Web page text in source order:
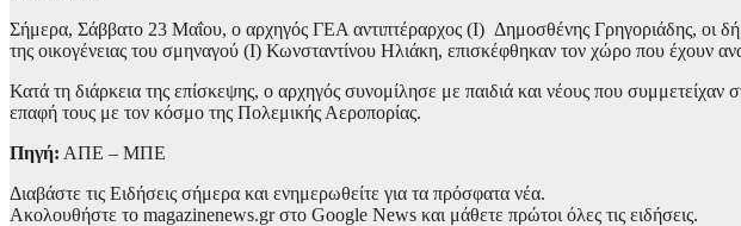
Σήμερα, Σάββατο 23 Μαΐου, ο αρχηγός ΓΕΑ αντιπτέραρχος (Ι) Δημοσθένης Γρηγοριάδης, οι
της οικογένειας του σμηναγού (Ι) Κωνσταντίνου Ηλιάκη, επισκέφθηκαν τον χώρο που έχουν
Κατά τη διάρκεια της επίσκεψης, ο αρχηγός συνομίλησε με παιδιά και νέους που
επαφή τους με τον κόσμο της Πολεμικής Αεροπορίας.
Πηγή: ΑΠΕ – ΜΠΕ
Διαβάστε τις Ειδήσεις σήμερα και ενημερωθείτε για τα πρόσφατα νέα.
Ακολουθήστε το magazinenews.gr στο Google News και μάθετε πρώτοι όλες τις ειδήσεις.